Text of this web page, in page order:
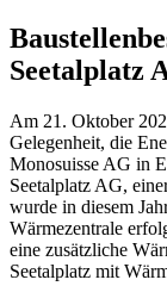
Seetalplatz
Am 21. Oktober
Gelegenheit, die
Monosuisse AG in
Seetalplatz AG,
wurde in diesem
Wärmezentrale
eine zusätzliche
Seetalplatz mit